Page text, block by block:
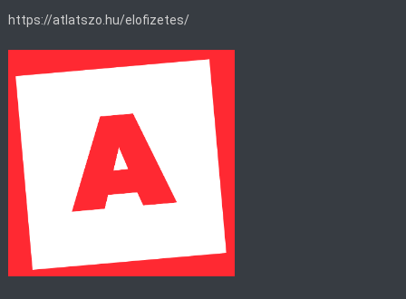
https://atlatszo.hu/elofizetes/